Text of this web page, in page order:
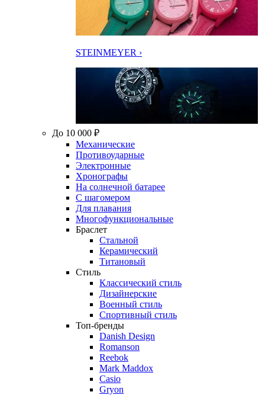
STEINMEYER ›
До 10 000 ₽
Механические
Противоударные
Электронные
Хронографы
На солнечной батарее
С шагомером
Для плавания
Многофункциональные
Браслет
Стальной
Керамический
Титановый
Стиль
Классический стиль
Дизайнерские
Военный стиль
Спортивный стиль
Топ-бренды
Danish Design
Romanson
Reebok
Mark Maddox
Casio
Gryon